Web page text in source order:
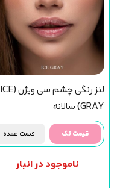
لنز رنگی چشم سی ویژن (ICE
GRAY) سالانه
قیمت تک قیمت عمده
ناموجود در انبار